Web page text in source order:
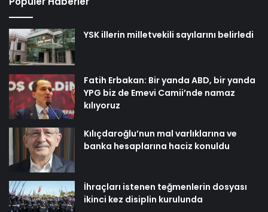
YSK illerin milletvekili sayılarını belirledi
Fatih Erbakan: Bir yanda ABD, bir yanda
YPG biz de Emevi Camii’nde namaz
kılıyoruz
Kılıçdaroğlu’nun mal varlıklarına ve
banka hesaplarına haciz konuldu
İhraçları istenen teğmenlerin dosyası
ikinci kez disiplin kurulunda